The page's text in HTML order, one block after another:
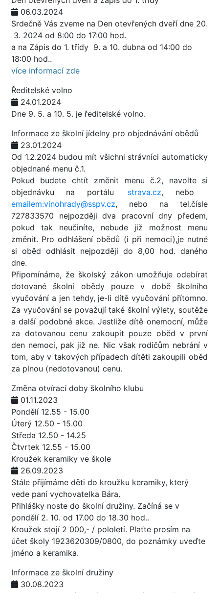
06.03.2024
Srdečně Vás zveme na Den otevřených dveří dne 20.
3. 2024 od 8:00 do 17:00 hod.
a na Zápis do 1. třídy 9. a 10. dubna od 14:00 do
18:00 hod..
více informací zde
Ředitelské volno
24.01.2024
Dne 9. 5. a 10. 5. je ředitelské volno.
Informace ze školní jídelny pro objednávání obědů
23.01.2024
Od 1.2.2024 budou mít všichni strávníci automaticky
objednané menu č.1.
Pokud budete chtít změnit menu č.2, navolte si
objednávku na portálu
strava.cz, nebo
emailem:vinohrady@sspv.cz, nebo na tel.čísle
727833570 nejpozději dva pracovní dny předem,
pokud tak neučiníte, nebude již možnost menu
změnit. Pro odhlášení obědů (i při nemoci),je nutné
si oběd odhlásit nejpozději do 8,00 hod. daného
dne.
Připomínáme, že školský zákon umožňuje odebírat
dotované školní obědy pouze v době školního
vyučování a jen tehdy, je-li dítě vyučování přítomno.
Za vyučování se považují také školní výlety, soutěže
a další podobné akce. Jestliže dítě onemocní, může
za dotovanou cenu zakoupit pouze oběd v první
den nemoci, pak již ne. Nic však rodičům nebrání v
tom, aby v takových případech dítěti zakoupili oběd
za plnou (nedotovanou) cenu.
Změna otvírací doby školního klubu
01.11.2023
Pondělí 12.55 - 15.00
Úterý 12.50 - 15.00
Středa 12.50 - 14.25
Čtvrtek 12.55 - 15.00
Kroužek keramiky ve škole
26.09.2023
Stále přijímáme děti do kroužku keramiky, který
vede paní vychovatelka Bára.
Přihlášky noste do školní družiny. Začíná se v
pondělí 2. 10. od 17.00 do 18.30 hod..
Kroužek stojí 2 000,- / pololetí. Plaťte prosím na
účet školy 1923620309/0800, do poznámky uveďte
jméno a keramika.
Informace ze školní družiny
30.08.2023